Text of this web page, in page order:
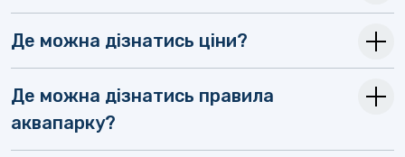
Де можна дізнатись ціни?
Де можна дізнатись правила
аквапарку?